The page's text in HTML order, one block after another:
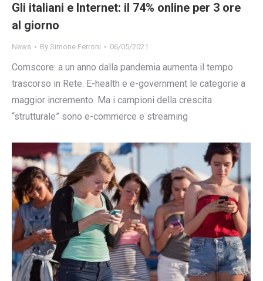
Gli italiani e Internet: il 74% online per 3 ore
al giorno
News By Simone Ferroni 06/05/2021
Comscore: a un anno dalla pandemia aumenta il tempo
trascorso in Rete. E-health e e-government le categorie a
maggior incremento. Ma i campioni della crescita
“strutturale” sono e-commerce e streaming